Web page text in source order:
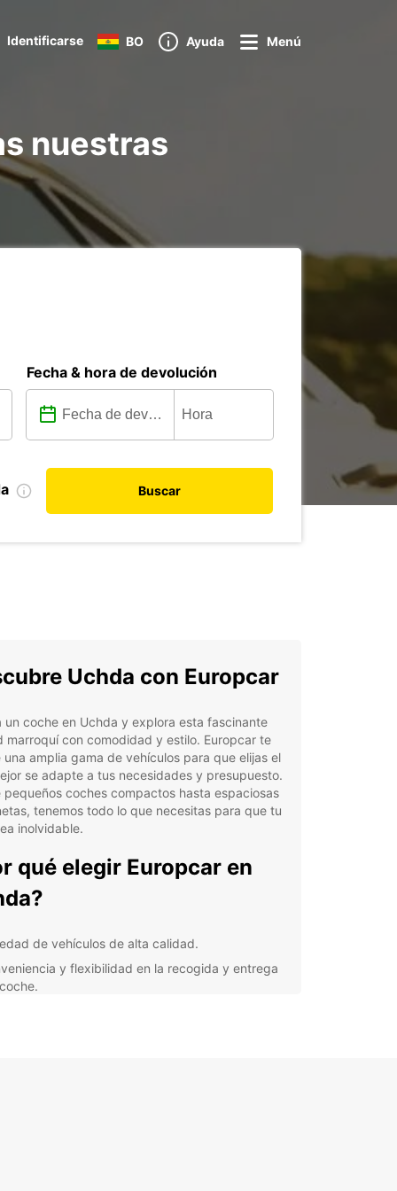
Identificarse BO Ayuda Menú
nuestras
Fecha & hora de devolución
Buscar
Uchda con Europcar
un coche en Uchda y explora esta fascinante
marroquí con comodidad y estilo. Europcar te
una amplia gama de vehículos para que elijas el
se adapte a tus necesidades y presupuesto.
pequeños coches compactos hasta espaciosas
tenemos todo lo que necesitas para que tu
inolvidable.
qué elegir Europcar en
de vehículos de alta calidad.
y flexibilidad en la recogida y entrega